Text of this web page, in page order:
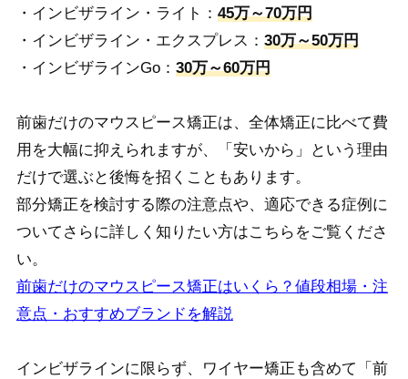
・インビザライン・ライト： 45万～70万円
・インビザライン・エクスプレス： 30万～50万円
・インビザラインGo： 30万～60万円
前歯だけのマウスピース矯正は、全体矯正に比べて費
用を大幅に抑えられますが、「安いから」という理由
だけで選ぶと後悔を招くこともあります。
部分矯正を検討する際の注意点や、適応できる症例に
ついてさらに詳しく知りたい方はこちらをご覧くださ
い。
前歯だけのマウスピース矯正はいくら？値段相場・注
意点・おすすめブランドを解説
インビザラインに限らず、ワイヤー矯正も含めて「前